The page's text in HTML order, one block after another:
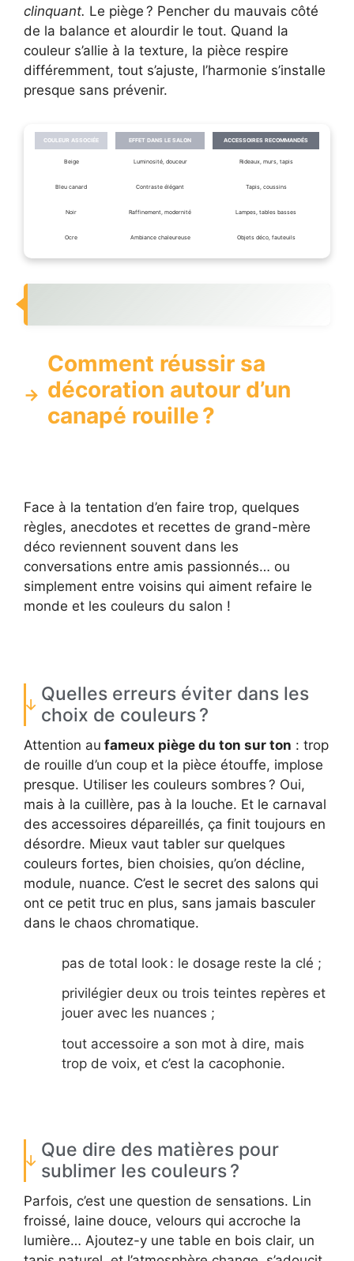
clinquant. Le piège ? Pencher du mauvais côté
de la balance et alourdir le tout. Quand la
couleur s’allie à la texture, la pièce respire
différemment, tout s’ajuste, l’harmonie s’installe
presque sans prévenir.
COULEUR ASSOCIÉE EFFET DANS LE SALON ACCESSOIRES RECOMMANDÉS
Beige Luminosité, douceur Rideaux, murs, tapis
Bleu canard Contraste élégant Tapis, coussins
Noir Raffinement, modernité Lampes, tables basses
Ocre Ambiance chaleureuse Objets déco, fauteuils
Comment réussir sa
décoration autour d’un
canapé rouille ?
Face à la tentation d’en faire trop, quelques
règles, anecdotes et recettes de grand-mère
déco reviennent souvent dans les
conversations entre amis passionnés… ou
simplement entre voisins qui aiment refaire le
monde et les couleurs du salon !
Quelles erreurs éviter dans les
choix de couleurs ?
Attention au fameux piège du ton sur ton : trop
de rouille d’un coup et la pièce étouffe, implose
presque. Utiliser les couleurs sombres ? Oui,
mais à la cuillère, pas à la louche. Et le carnaval
des accessoires dépareillés, ça finit toujours en
désordre. Mieux vaut tabler sur quelques
couleurs fortes, bien choisies, qu’on décline,
module, nuance. C’est le secret des salons qui
ont ce petit truc en plus, sans jamais basculer
dans le chaos chromatique.
pas de total look : le dosage reste la clé ;
privilégier deux ou trois teintes repères et
jouer avec les nuances ;
tout accessoire a son mot à dire, mais
trop de voix, et c’est la cacophonie.
Que dire des matières pour
sublimer les couleurs ?
Parfois, c’est une question de sensations. Lin
froissé, laine douce, velours qui accroche la
lumière… Ajoutez-y une table en bois clair, un